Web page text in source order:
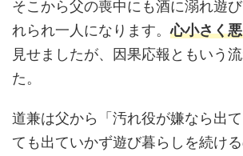
そこから父の喪中にも酒に溺れ遊
れられ一人になります。心小さく
見せましたが、因果応報ともいう
た。
道兼は父から「汚れ役が嫌なら出
ても出ていかず遊び暮らしを続け